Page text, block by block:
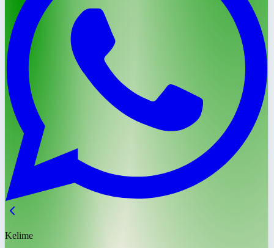
Kelime